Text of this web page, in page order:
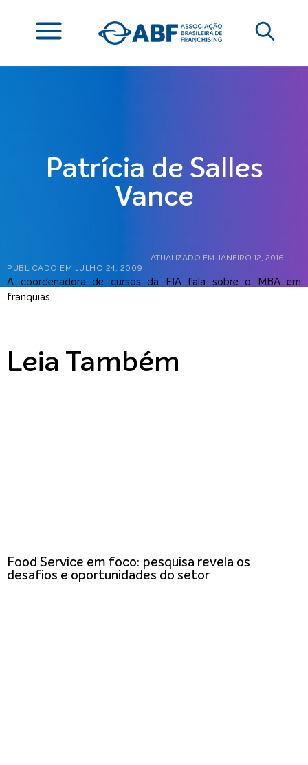
Patrícia de Salles
Vance
PUBLICADO EM JULHO 24, 2009
– ATUALIZADO EM JANEIRO 12, 2016
A coordenadora de cursos da FIA fala sobre o MBA em
franquias
Leia Também
Food Service em foco: pesquisa revela os
desafios e oportunidades do setor